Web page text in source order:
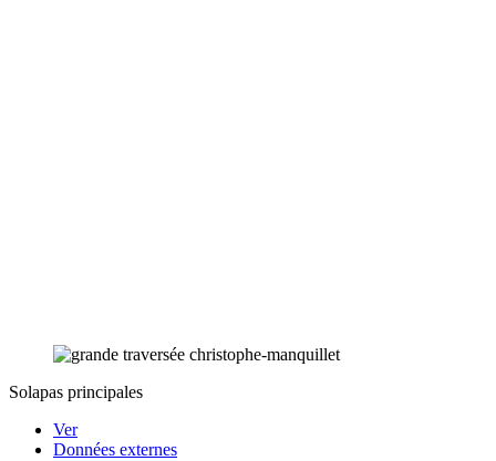
Solapas principales
Ver
Données externes